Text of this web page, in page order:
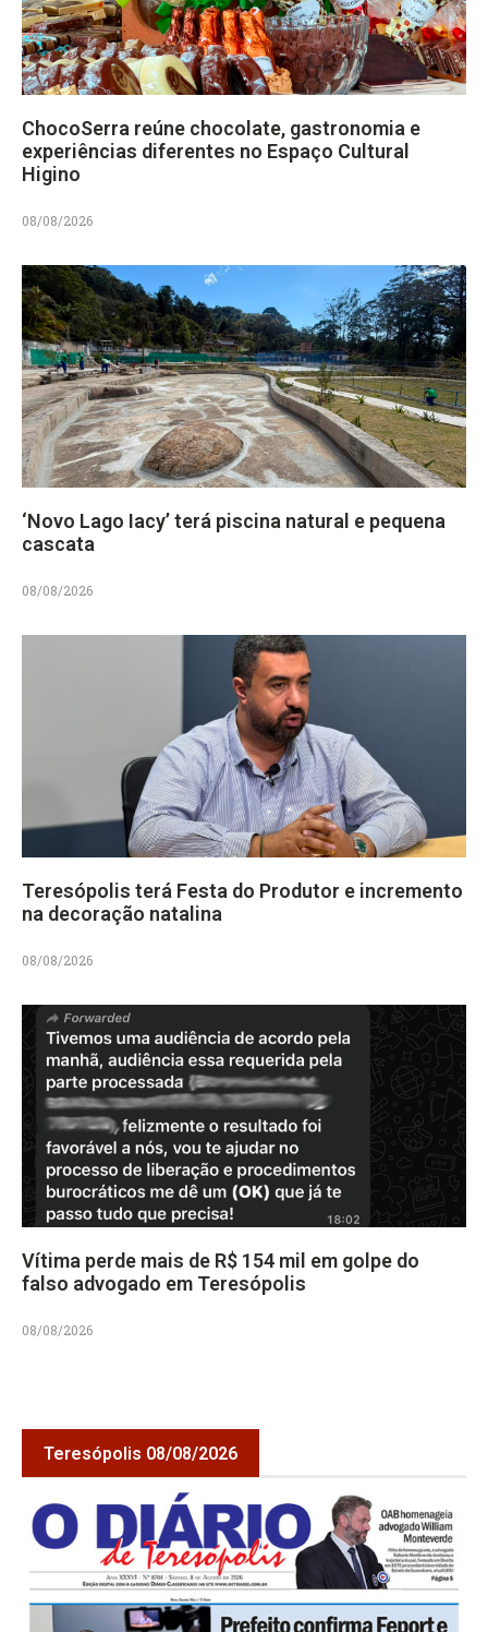
ChocoSerra reúne chocolate, gastronomia e
experiências diferentes no Espaço Cultural
Higino
08/08/2026
‘Novo Lago Iacy’ terá piscina natural e pequena
cascata
08/08/2026
Teresópolis terá Festa do Produtor e incremento
na decoração natalina
08/08/2026
Vítima perde mais de R$ 154 mil em golpe do
falso advogado em Teresópolis
08/08/2026
Teresópolis 08/08/2026